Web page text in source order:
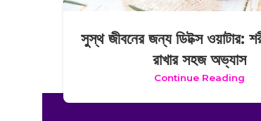
সুস্থ জীবনের জন্য ডিটক্স ওয়াটার:
রাখার সহজ অভ্যাস
Continue Reading